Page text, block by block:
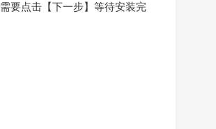
点击【下一步】等待安装完